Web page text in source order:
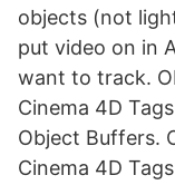
objects (not
put video on in
want to track.
Cinema 4D
Object Buffers.
Cinema 4D